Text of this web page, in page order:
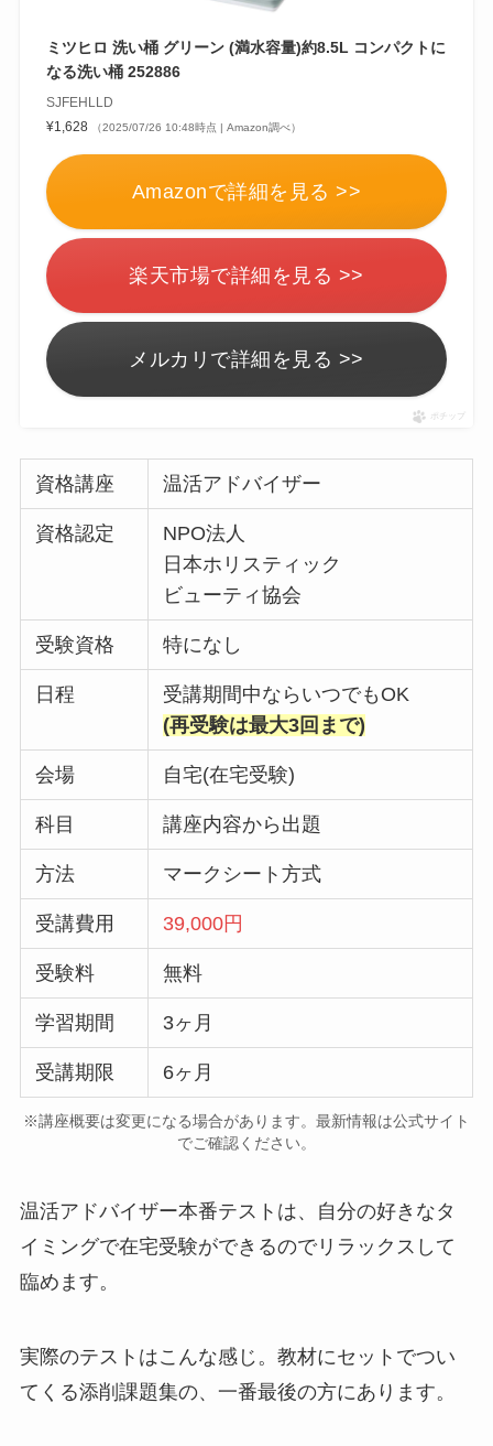
ミツヒロ 洗い桶 グリーン (満水容量)約8.5L コンパクトに
なる洗い桶 252886
SJFEHLLD
¥1,628
（2025/07/26 10:48時点 | Amazon調べ）
Amazonで詳細を見る >>
楽天市場で詳細を見る >>
メルカリで詳細を見る >>
ポチップ
資格講座 温活アドバイザー
資格認定
NPO法人
日本ホリスティック
ビューティ協会
受験資格 特になし
日程
受講期間中ならいつでもOK
(再受験は最大3回まで)
会場 自宅(在宅受験)
科目 講座内容から出題
方法 マークシート方式
受講費用 39,000円
受験料 無料
学習期間 3ヶ月
受講期限 6ヶ月
※講座概要は変更になる場合があります。最新情報は公式サイト
でご確認ください。
温活アドバイザー本番テストは、自分の好きなタ
イミングで在宅受験ができるのでリラックスして
臨めます。
実際のテストはこんな感じ。教材にセットでつい
てくる添削課題集の、一番最後の方にあります。